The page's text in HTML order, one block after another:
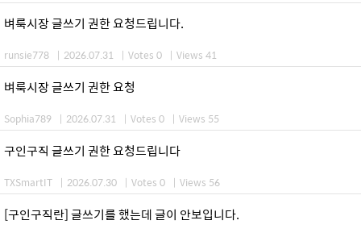
벼룩시장 글쓰기 권한 요청드립니다.
runsie778 | 2026.07.31 | Votes 0 | Views 41
벼룩시장 글쓰기 권한 요청
Sophia789 | 2026.07.31 | Votes 0 | Views 55
구인구직 글쓰기 권한 요청드립니다
TXSmartIT | 2026.07.30 | Votes 0 | Views 56
[구인구직란] 글쓰기를 했는데 글이 안보입니다.